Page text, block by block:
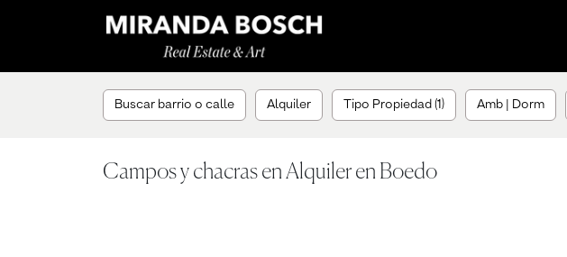
Buscar barrio o calle Alquiler Tipo Propiedad (1) Amb | Dorm
Campos y chacras en Alquiler en Boedo